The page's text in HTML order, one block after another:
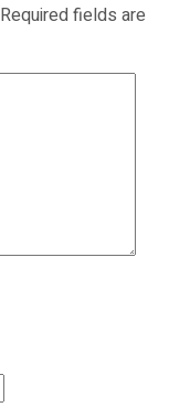
Required fields are